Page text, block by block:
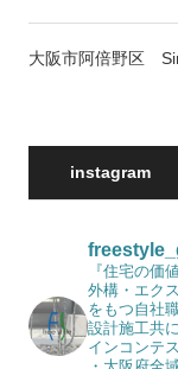
大阪市阿倍野区
instagram
『住宅の価
外構・エク
をもつ自社
設計施工共
インコンテ